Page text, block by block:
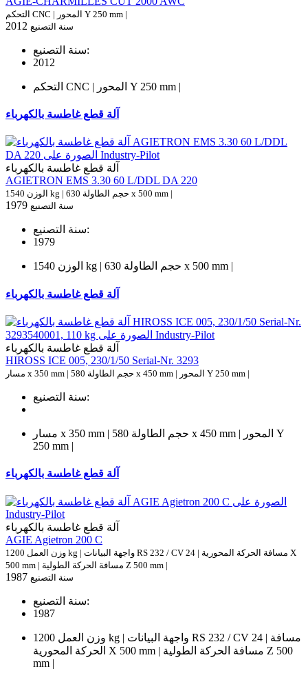
التحكم CNC | المحور Y 250 mm |
سنة التصنيع
سنة التصنيع:
2012
التحكم CNC | المحور Y 250 mm |
آلة قطع غاطسة بالكهرباء
آلة قطع غاطسة بالكهرباء
AGIETRON EMS 3.30 60 L/DDL DA 220
الوزن 1540 kg | حجم الطاولة 630 x 500 mm |
سنة التصنيع
سنة التصنيع:
1979
الوزن 1540 kg | حجم الطاولة 630 x 500 mm |
آلة قطع غاطسة بالكهرباء
آلة قطع غاطسة بالكهرباء
HIROSS ICE 005, 230/1/50 Serial-Nr. 3293
مسار x 350 mm | حجم الطاولة 580 x 450 mm | المحور Y 250 mm |
سنة التصنيع:
مسار x 350 mm | حجم الطاولة 580 x 450 mm | المحور Y
250 mm |
آلة قطع غاطسة بالكهرباء
آلة قطع غاطسة بالكهرباء
AGIE Agietron 200 C
وزن العمل 1200 kg | واجهة البيانات RS 232 / CV 24 | مسافة الحركة المحورية X
500 mm | مسافة الحركة الطولية Z 500 mm |
سنة التصنيع
سنة التصنيع:
1987
وزن العمل 1200 kg | واجهة البيانات RS 232 / CV 24 | مسافة
الحركة المحورية X 500 mm | مسافة الحركة الطولية Z 500
mm |